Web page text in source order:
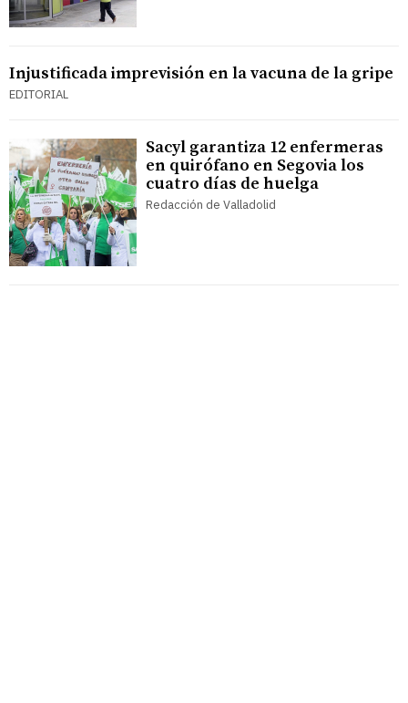
Injustificada imprevisión en la vacuna de la gripe
EDITORIAL
Sacyl garantiza 12 enfermeras
en quirófano en Segovia los
cuatro días de huelga
Redacción de Valladolid